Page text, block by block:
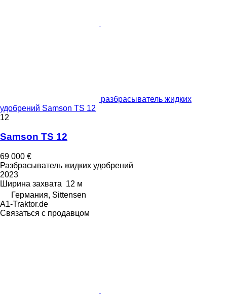
разбрасыватель жидких
удобрений Samson TS 12
12
Samson TS 12
69 000 €
Разбрасыватель жидких удобрений
2023
Ширина захвата 12 м
Германия, Sittensen
A1-Traktor.de
Связаться с продавцом